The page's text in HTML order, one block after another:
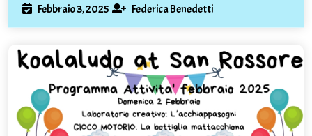
Febbraio 3, 2025 Febbraio
3,
Federica BenedettiFederica
Benedetti